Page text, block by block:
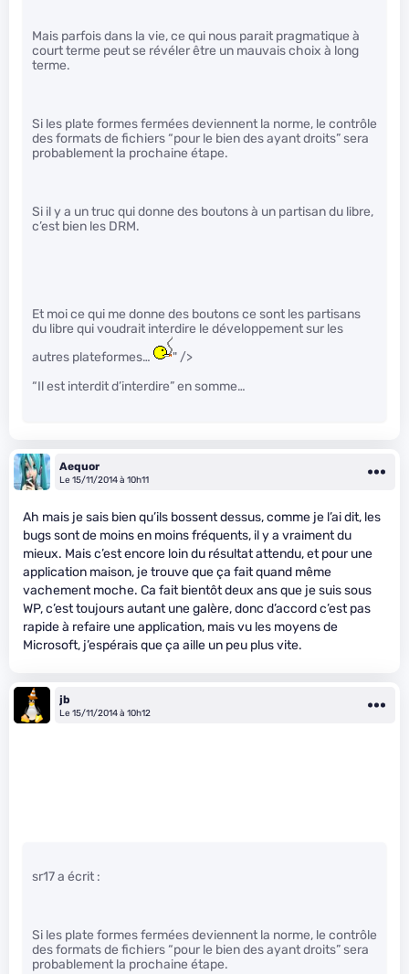
Mais parfois dans la vie, ce qui nous parait pragmatique à
court terme peut se révéler être un mauvais choix à long
terme.
Si les plate formes fermées deviennent la norme, le contrôle
des formats de fichiers “pour le bien des ayant droits” sera
probablement la prochaine étape.
Si il y a un truc qui donne des boutons à un partisan du libre,
c’est bien les DRM.
Et moi ce qui me donne des boutons ce sont les partisans
du libre qui voudrait interdire le développement sur les
autres plateformes…
" />
“Il est interdit d’interdire” en somme…
Aequor
Le 15/11/2014 à 10h11
Ah mais je sais bien qu’ils bossent dessus, comme je l’ai dit, les
bugs sont de moins en moins fréquents, il y a vraiment du
mieux. Mais c’est encore loin du résultat attendu, et pour une
application maison, je trouve que ça fait quand même
vachement moche. Ca fait bientôt deux ans que je suis sous
WP, c’est toujours autant une galère, donc d’accord c’est pas
rapide à refaire une application, mais vu les moyens de
Microsoft, j’espérais que ça aille un peu plus vite.
jb
Le 15/11/2014 à 10h12
sr17 a écrit :
Si les plate formes fermées deviennent la norme, le contrôle
des formats de fichiers “pour le bien des ayant droits” sera
probablement la prochaine étape.